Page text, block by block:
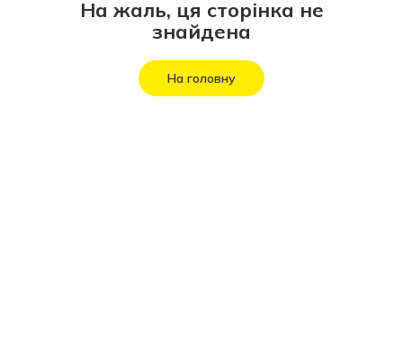
На жаль, ця сторінка не
знайдена
На головну